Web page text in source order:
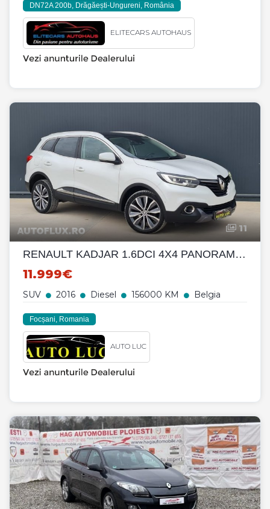
DN72A 200b, Drăgăești-Ungureni, România
ELITECARS AUTOHAUS
11
RENAULT KADJAR 1.6DCI 4X4 PANORAMA LED PIELE
11.999€
SUV 2016 Diesel 156000 KM Belgia
Focșani, Romania
AUTO LUC